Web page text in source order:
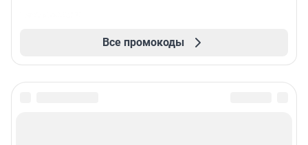
Все промокоды